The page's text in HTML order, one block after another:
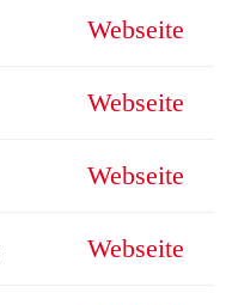
Webseite
Webseite
Webseite
Webseite